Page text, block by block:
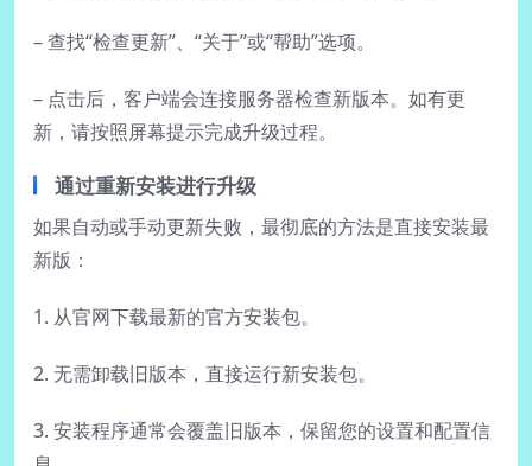
– 查找“检查更新”、“关于”或“帮助”选项。
– 点击后，客户端会连接服务器检查新版本。如有更
新，请按照屏幕提示完成升级过程。
通过重新安装进行升级
如果自动或手动更新失败，最彻底的方法是直接安装最
新版：
1. 从官网下载最新的官方安装包。
2. 无需卸载旧版本，直接运行新安装包。
3. 安装程序通常会覆盖旧版本，保留您的设置和配置信